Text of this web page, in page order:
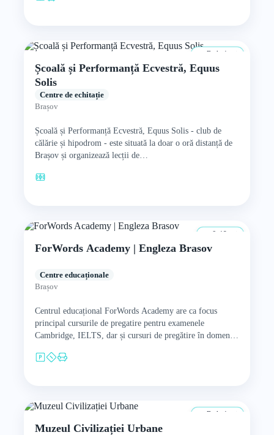
De la 4 ani
Școală și Performanță Ecvestră, Equus
Solis
Centre de echitație
Brașov
Școală și Performanță Ecvestră, Equus Solis - club de
călărie și hipodrom - este situată la doar o oră distanță de
Brașov și organizează lecții de…
6–18 ani
ForWords Academy | Engleza Brasov
Centre educaționale
Brașov
Centrul educațional ForWords Academy are ca focus
principal cursurile de pregatire pentru examenele
Cambridge, IELTS, dar și cursuri de pregătire în domeniul
De la 4 ani
Muzeul Civilizației Urbane